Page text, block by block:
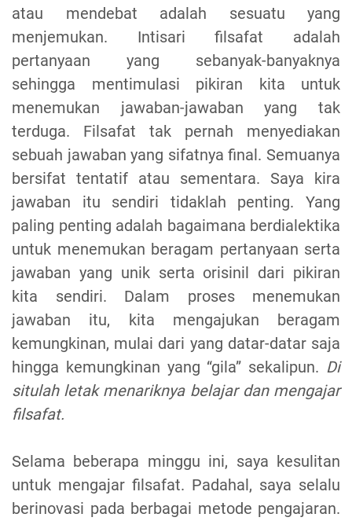
atau mendebat adalah sesuatu yang
menjemukan. Intisari filsafat adalah
pertanyaan yang sebanyak-banyaknya
sehingga mentimulasi pikiran kita untuk
menemukan jawaban-jawaban yang tak
terduga. Filsafat tak pernah menyediakan
sebuah jawaban yang sifatnya final. Semuanya
bersifat tentatif atau sementara. Saya kira
jawaban itu sendiri tidaklah penting. Yang
paling penting adalah bagaimana berdialektika
untuk menemukan beragam pertanyaan serta
jawaban yang unik serta orisinil dari pikiran
kita sendiri. Dalam proses menemukan
jawaban itu, kita mengajukan beragam
kemungkinan, mulai dari yang datar-datar saja
hingga kemungkinan yang “gila” sekalipun. Di
situlah letak menariknya belajar dan mengajar
filsafat.
Selama beberapa minggu ini, saya kesulitan
untuk mengajar filsafat. Padahal, saya selalu
berinovasi pada berbagai metode pengajaran.